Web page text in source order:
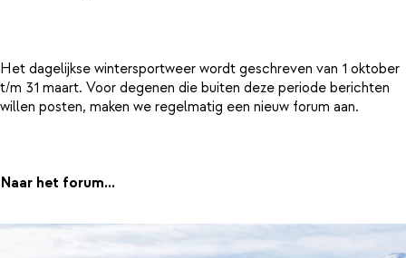
Het dagelijkse wintersportweer wordt geschreven van 1 oktober
t/m 31 maart. Voor degenen die buiten deze periode berichten
willen posten, maken we regelmatig een nieuw forum aan.
Naar het forum...